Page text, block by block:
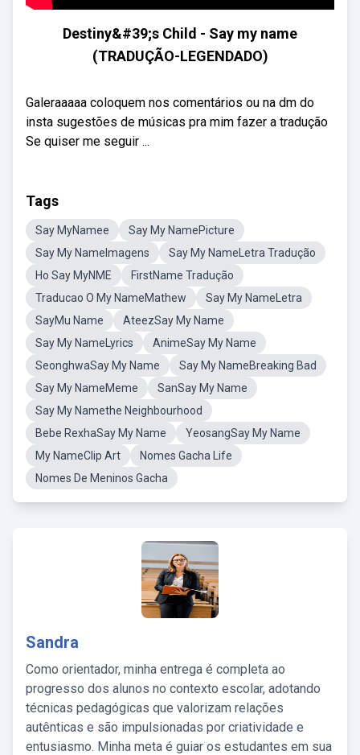
Destiny&#39;s Child - Say my name
(TRADUÇÃO-LEGENDADO)
Galeraaaaa coloquem nos comentários ou na dm do
insta sugestões de músicas pra mim fazer a tradução
Se quiser me seguir ...
Tags
Say MyNamee
Say My NamePicture
Say My NameImagens
Say My NameLetra Tradução
Ho Say MyNME
FirstName Tradução
Traducao O My NameMathew
Say My NameLetra
SayMu Name
AteezSay My Name
Say My NameLyrics
AnimeSay My Name
SeonghwaSay My Name
Say My NameBreaking Bad
Say My NameMeme
SanSay My Name
Say My Namethe Neighbourhood
Bebe RexhaSay My Name
YeosangSay My Name
My NameClip Art
Nomes Gacha Life
Nomes De Meninos Gacha
Sandra
Como orientador, minha entrega é completa ao
progresso dos alunos no contexto escolar, adotando
técnicas pedagógicas que valorizam relações
autênticas e são impulsionadas por criatividade e
entusiasmo. Minha meta é guiar os estudantes em sua